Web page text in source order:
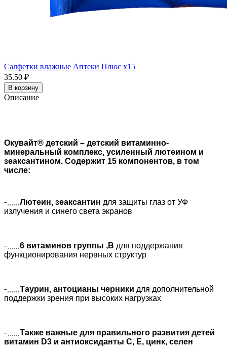
Салфетки влажные Аптеки Плюс x15
35.50 ₽
В корзину
Описание
Окувайт® детский – детский витаминно-
минеральный комплекс, усиленный лютеином и
зеаксантином. Содержит 15 компонентов, в том
числе:
- Лютеин, зеаксантин для защиты глаз от УФ
излучения и синего света экранов
- 6 витаминов группы ,B для поддержания
функционирования нервных структур
- Таурин, антоцианы черники для дополнительной
поддержки зрения при высоких нагрузках
-
Также важные для правильного развития детей
витамин D3 и антиоксиданты С, Е, цинк, селен